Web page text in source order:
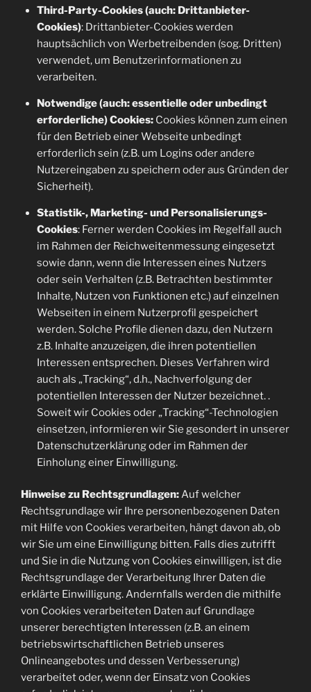
Third-Party-Cookies (auch: Drittanbieter-
Cookies): Drittanbieter-Cookies werden
hauptsächlich von Werbetreibenden (sog. Dritten)
verwendet, um Benutzerinformationen zu
verarbeiten.
Notwendige (auch: essentielle oder unbedingt
erforderliche) Cookies:Cookies können zum einen
für den Betrieb einer Webseite unbedingt
erforderlich sein (z.B. um Logins oder andere
Nutzereingaben zu speichern oder aus Gründen der
Sicherheit).
Statistik-, Marketing- und Personalisierungs-
Cookies: Ferner werden Cookies im Regelfall auch
im Rahmen der Reichweitenmessung eingesetzt
sowie dann, wenn die Interessen eines Nutzers
oder sein Verhalten (z.B. Betrachten bestimmter
Inhalte, Nutzen von Funktionen etc.) auf einzelnen
Webseiten in einem Nutzerprofil gespeichert
werden. Solche Profile dienen dazu, den Nutzern
z.B. Inhalte anzuzeigen, die ihren potentiellen
Interessen entsprechen. Dieses Verfahren wird
auch als „Tracking“, d.h., Nachverfolgung der
potentiellen Interessen der Nutzer bezeichnet. .
Soweit wir Cookies oder „Tracking“-Technologien
einsetzen, informieren wir Sie gesondert in unserer
Datenschutzerklärung oder im Rahmen der
Einholung einer Einwilligung.
Hinweise zu Rechtsgrundlagen:Auf welcher
Rechtsgrundlage wir Ihre personenbezogenen Daten
mit Hilfe von Cookies verarbeiten, hängt davon ab, ob
wir Sie um eine Einwilligung bitten. Falls dies zutrifft
und Sie in die Nutzung von Cookies einwilligen, ist die
Rechtsgrundlage der Verarbeitung Ihrer Daten die
erklärte Einwilligung. Andernfalls werden die mithilfe
von Cookies verarbeiteten Daten auf Grundlage
unserer berechtigten Interessen (z.B. an einem
betriebswirtschaftlichen Betrieb unseres
Onlineangebotes und dessen Verbesserung)
verarbeitet oder, wenn der Einsatz von Cookies